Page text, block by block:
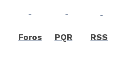
Foros PQR RSS